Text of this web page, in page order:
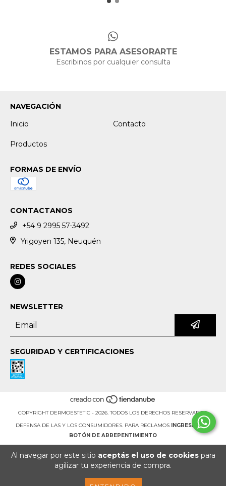
Al navegar por este sitio aceptás el uso de cookiespara
agilizar tu experiencia de compra.
ESTAMOS PARA ASESORARTE
Escribinos por cualquier consulta
NAVEGACIÓN
Inicio
Contacto
Productos
FORMAS DE ENVÍO
CONTACTANOS
+54 9 2995 57-3492
Yrigoyen 135, Neuquén
REDES SOCIALES
NEWSLETTER
SEGURIDAD Y CERTIFICACIONES
COPYRIGHT DERMOESTETIC - 2026. TODOS LOS DERECHOS RESERVADOS.
DEFENSA DE LAS Y LOS CONSUMIDORES. PARA RECLAMOS INGRESÁ ACÁ.
BOTÓN DE ARREPENTIMIENTO